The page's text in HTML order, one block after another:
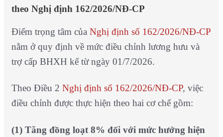
theo Nghị định 162/2026/NĐ-CP
Điểm trọng tâm của Nghị định số 162/2026/NĐ-CP
nằm ở quy định về mức điều chỉnh lương hưu và
trợ cấp BHXH kể từ ngày 01/7/2026.
Theo Điều 2 Nghị định số 162/2026/NĐ-CP, việc
điều chỉnh được thực hiện theo hai cơ chế gồm:
(1) Tăng đồng loạt 8% đối với mức hưởng hiện